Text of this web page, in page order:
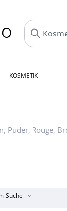
KOSMETIK
Puder, Rouge,
Suche